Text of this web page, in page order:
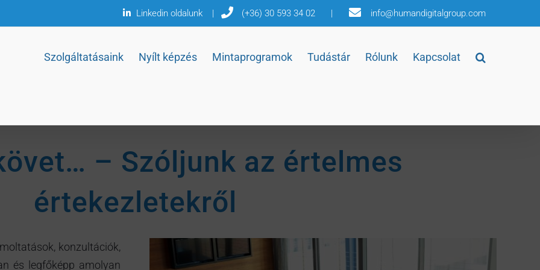
Linkedin oldalunk | (+36) 30 593 34 02 | info@humandigitalgroup.com
Szolgáltatásaink Nyílt képzés Mintaprogramok Tudástár Rólunk Kapcsolat
– Szóljunk az értelmes
értekezletekről
konzultációk,
és legfőképp amolyan